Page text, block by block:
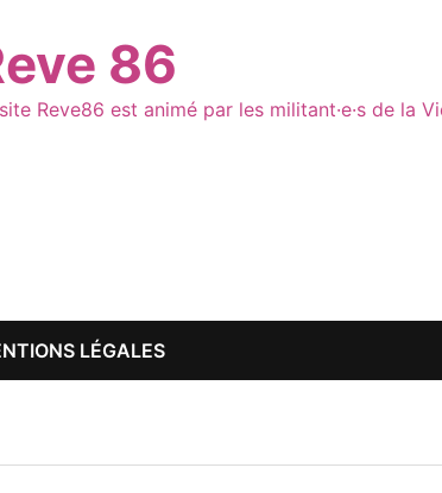
86
Reve86 est animé par les militant·e·s de la
LÉGALES